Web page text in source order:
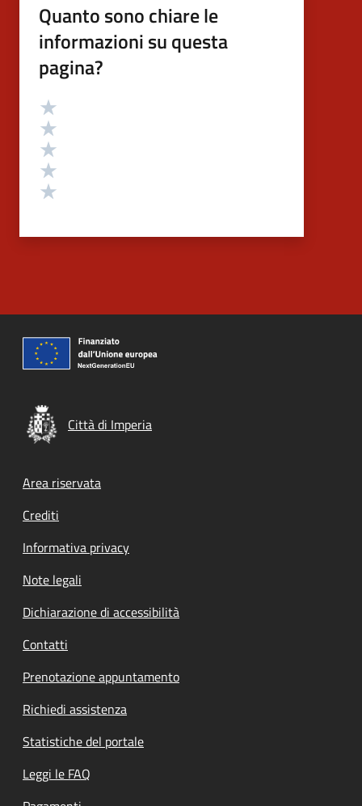
Quanto sono chiare le
informazioni su questa
pagina?
Valutazione
Città di Imperia
Footer menu
Area riservata
Crediti
Informativa privacy
Note legali
Dichiarazione di accessibilità
Contatti
Prenotazione appuntamento
Richiedi assistenza
Statistiche del portale
Leggi le FAQ